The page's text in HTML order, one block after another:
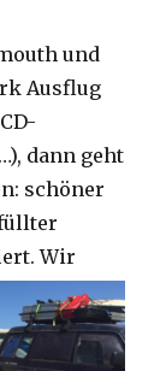
und
Ausflug
dann geht
schöner
Wir